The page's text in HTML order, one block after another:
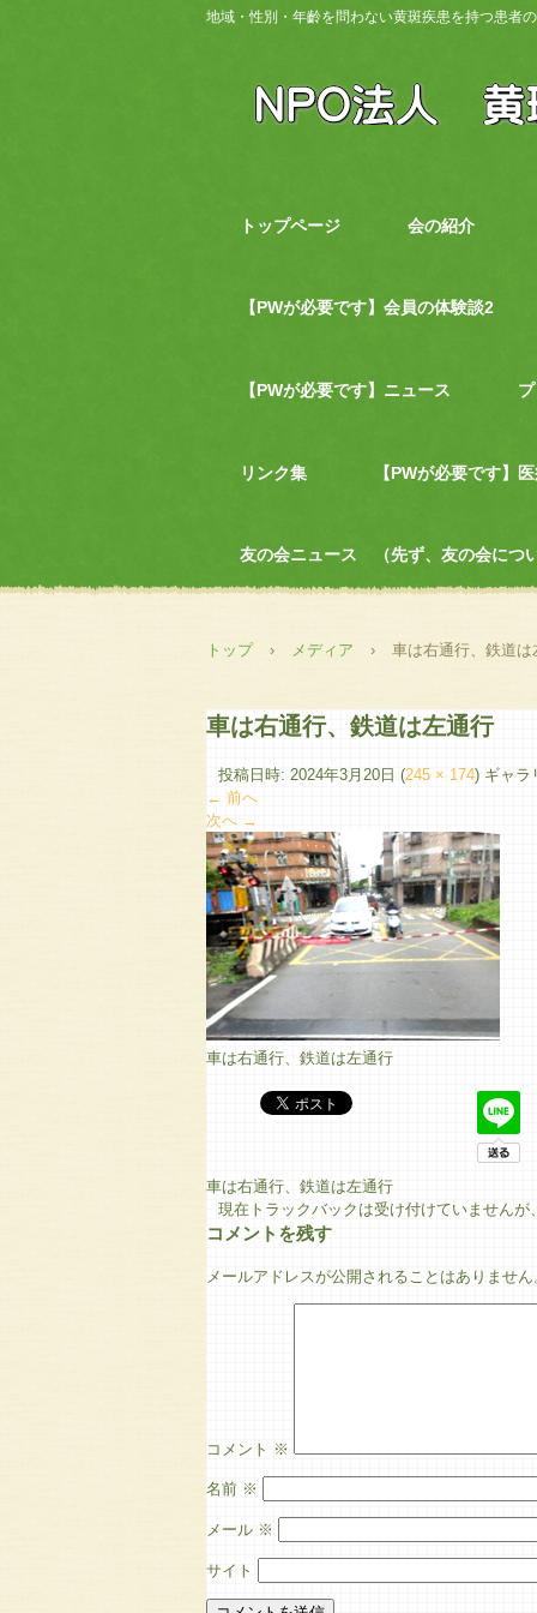
地域・性別・年齡を問わない黄斑疾患を持つ患者
トップページ 会の紹介
【PWが必要です】会員の体験談2
【PWが必要です】ニュース
リンク集 【PWが必要です】
友の会ニュース （先ず、友の会につ
トップ › メディア › 車は右通行、鉄道は
車は右通行、鉄道は左通行
投稿日時: 2024年3月20日 (245 × 174) ギャ
← 前へ
次へ →
車は右通行、鉄道は左通行
車は右通行、鉄道は左通行
現在トラックバックは受け付けていませんが
コメントを残す
メールアドレスが公開されることはありません
コメント ※
名前 ※
メール ※
サイト